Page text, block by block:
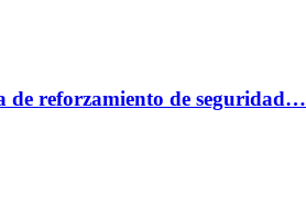
de reforzamiento de seguridad…